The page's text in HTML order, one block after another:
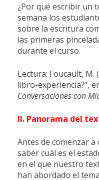
¿Por qué escribir un
semana los
sobre la escritura
las primeras
durante el curso.
Lectura: Foucault, M.
libro-experiencia?”,
Conversaciones con
II. Panorama del
Antes de comenzar
saber cuál es el
en el que nuestro
han abordado el